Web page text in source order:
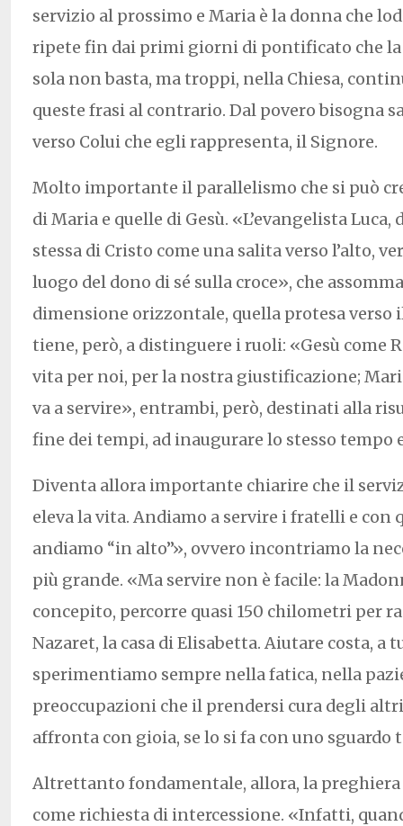
servizio al prossimo e Maria è la donna che
ripete fin dai primi giorni di pontificato che la
sola non basta, ma troppi, nella Chiesa,
queste frasi al contrario. Dal povero bisogna
verso Colui che egli rappresenta, il Signore.
Molto importante il parallelismo che si può
di Maria e quelle di Gesù. «L’evangelista
stessa di Cristo come una salita verso l’alto,
luogo del dono di sé sulla croce», che
dimensione orizzontale, quella protesa verso
tiene, però, a distinguere i ruoli: «Gesù come
vita per noi, per la nostra giustificazione;
va a servire», entrambi, però, destinati alla
fine dei tempi, ad inaugurare lo stesso tempo
Diventa allora importante chiarire che il
eleva la vita. Andiamo a servire i fratelli e con
andiamo “in alto”», ovvero incontriamo la
più grande. «Ma servire non è facile: la
concepito, percorre quasi 150 chilometri per
Nazaret, la casa di Elisabetta. Aiutare costa, a
sperimentiamo sempre nella fatica, nella
preoccupazioni che il prendersi cura degli
affronta con gioia, se lo si fa con uno sguardo
Altrettanto fondamentale, allora, la preghiera
come richiesta di intercessione. «Infatti,